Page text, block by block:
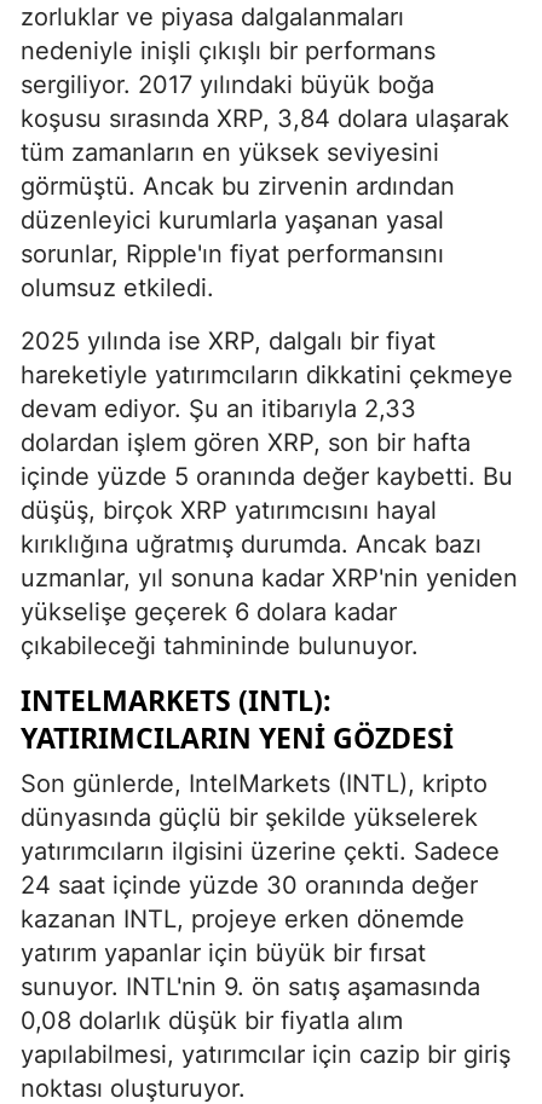
zorluklar ve piyasa dalgalanmaları
nedeniyle inişli çıkışlı bir performans
sergiliyor. 2017 yılındaki büyük boğa
koşusu sırasında XRP, 3,84 dolara ulaşarak
tüm zamanların en yüksek seviyesini
görmüştü. Ancak bu zirvenin ardından
düzenleyici kurumlarla yaşanan yasal
sorunlar, Ripple'ın fiyat performansını
olumsuz etkiledi.
2025 yılında ise XRP, dalgalı bir fiyat
hareketiyle yatırımcıların dikkatini çekmeye
devam ediyor. Şu an itibarıyla 2,33
dolardan işlem gören XRP, son bir hafta
içinde yüzde 5 oranında değer kaybetti. Bu
düşüş, birçok XRP yatırımcısını hayal
kırıklığına uğratmış durumda. Ancak bazı
uzmanlar, yıl sonuna kadar XRP'nin yeniden
yükselişe geçerek 6 dolara kadar
çıkabileceği tahmininde bulunuyor.
INTELMARKETS (INTL):
YATIRIMCILARIN YENI GÖZDESI
Son günlerde, IntelMarkets (INTL), kripto
dünyasında güçlü bir şekilde yükselerek
yatırımcıların ilgisini üzerine çekti. Sadece
24 saat içinde yüzde 30 oranında değer
kazanan INTL, projeye erken dönemde
yatırım yapanlar için büyük bir fırsat
sunuyor. INTL'nin 9. ön satış aşamasında
0,08 dolarlık düşük bir fiyatla alım
yapılabilmesi, yatırımcılar için cazip bir giriş
noktası oluşturuyor.